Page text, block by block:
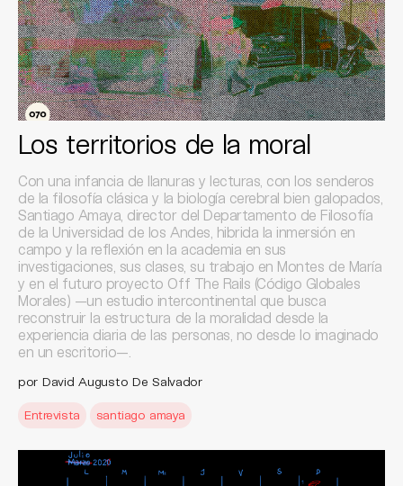
Los territorios de la moral
Con una infancia de llanuras y lecturas, con los senderos
de la filosofía clásica y la biología cerebral bien galopados,
Santiago Amaya, director del Departamento de Filosofía
de la Universidad de los Andes, hibrida la inmersión en
campo y la reflexión en la academia en sus
investigaciones, sus clases, su trabajo en Montes de María
y en el futuro proyecto Off The Rails (Código Globales
Morales) —un estudio intercontinental que busca
reconstruir la estructura de la moralidad desde la
experiencia diaria de las personas, no desde lo imaginado
en un escritorio—.
por David Augusto De Salvador
Entrevista santiago amaya